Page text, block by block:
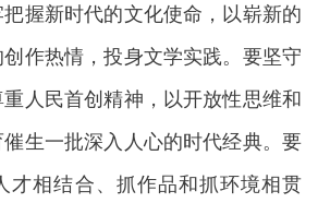
握新时代的文化使命，以崭新的
作热情，投身文学实践。要坚守
人民首创精神，以开放性思维和
生一批深入人心的时代经典。要
才相结合、抓作品和抓环境相贯